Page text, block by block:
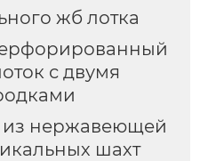
жб лотка
с двумя
из нержавеющей
шахт